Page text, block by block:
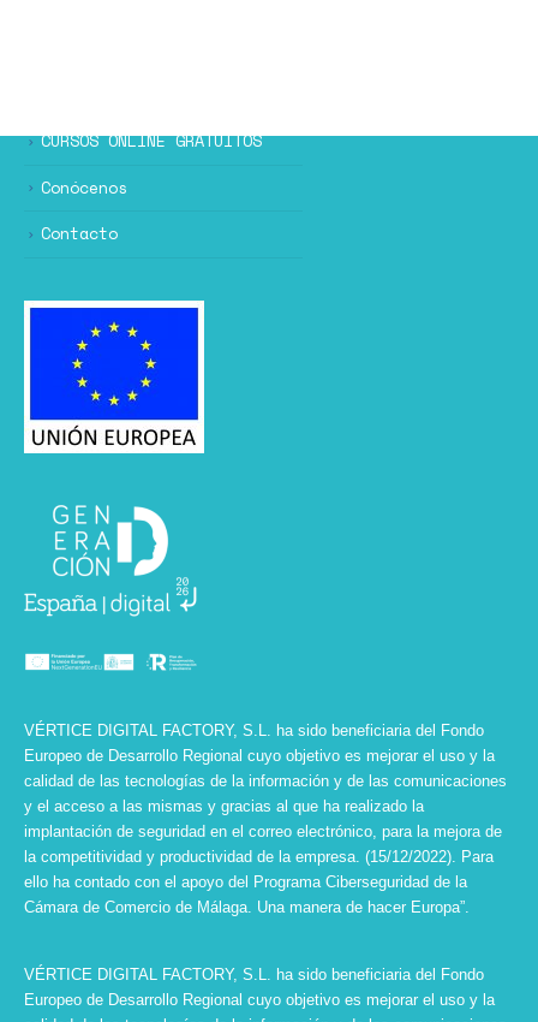
CURSOS ONLINE GRATUITOS
Conócenos
Contacto
VÉRTICE DIGITAL FACTORY, S.L. ha sido beneficiaria del Fondo
Europeo de Desarrollo Regional cuyo objetivo es mejorar el uso y la
calidad de las tecnologías de la información y de las comunicaciones
y el acceso a las mismas y gracias al que ha realizado la
implantación de seguridad en el correo electrónico, para la mejora de
la competitividad y productividad de la empresa. (15/12/2022). Para
ello ha contado con el apoyo del Programa Ciberseguridad de la
Cámara de Comercio de Málaga. Una manera de hacer Europa”.
VÉRTICE DIGITAL FACTORY, S.L. ha sido beneficiaria del Fondo
Europeo de Desarrollo Regional cuyo objetivo es mejorar el uso y la